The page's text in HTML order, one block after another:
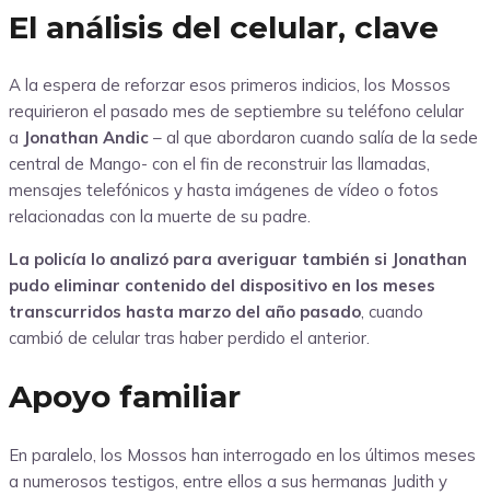
El análisis del celular, clave
A la espera de reforzar esos primeros indicios, los Mossos
requirieron el pasado mes de septiembre su teléfono celular
a Jonathan Andic – al que abordaron cuando salía de la sede
central de Mango- con el fin de reconstruir las llamadas,
mensajes telefónicos y hasta imágenes de vídeo o fotos
relacionadas con la muerte de su padre.
La policía lo analizó para averiguar también si Jonathan
pudo eliminar contenido del dispositivo en los meses
transcurridos hasta marzo del año pasado, cuando
cambió de celular tras haber perdido el anterior.
Apoyo familiar
En paralelo, los Mossos han interrogado en los últimos meses
a numerosos testigos, entre ellos a sus hermanas Judith y